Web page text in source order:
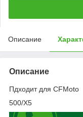
Описание
Описание
Пдходит для CFMoto
500/X5